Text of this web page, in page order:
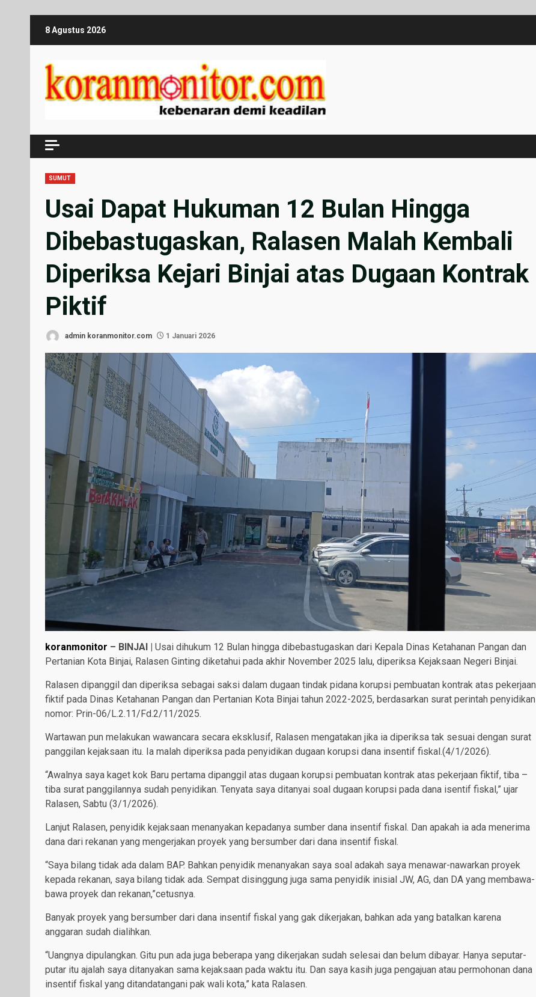
8 Agustus 2026
SUMUT
Usai Dapat Hukuman 12 Bulan Hingga
Dibebastugaskan, Ralasen Malah Kembali
Diperiksa Kejari Binjai atas Dugaan Kontrak
Piktif
admin koranmonitor.com 1 Januari 2026
koranmonitor – BINJAI | Usai dihukum 12 Bulan hingga dibebastugaskan dari Kepala Dinas Ketahanan Pangan dan
Pertanian Kota Binjai, Ralasen Ginting diketahui pada akhir November 2025 lalu, diperiksa Kejaksaan Negeri Binjai.
Ralasen dipanggil dan diperiksa sebagai saksi dalam dugaan tindak pidana korupsi pembuatan kontrak atas pekerjaan
fiktif pada Dinas Ketahanan Pangan dan Pertanian Kota Binjai tahun 2022-2025, berdasarkan surat perintah penyidikan
nomor: Prin-06/L.2.11/Fd.2/11/2025.
Wartawan pun melakukan wawancara secara eksklusif, Ralasen mengatakan jika ia diperiksa tak sesuai dengan surat
panggilan kejaksaan itu. Ia malah diperiksa pada penyidikan dugaan korupsi dana insentif fiskal.(4/1/2026).
“Awalnya saya kaget kok Baru pertama dipanggil atas dugaan korupsi pembuatan kontrak atas pekerjaan fiktif, tiba –
tiba surat panggilannya sudah penyidikan. Tenyata saya ditanyai soal dugaan korupsi pada dana isentif fiskal,” ujar
Ralasen, Sabtu (3/1/2026).
Lanjut Ralasen, penyidik kejaksaan menanyakan kepadanya sumber dana insentif fiskal. Dan apakah ia ada menerima
dana dari rekanan yang mengerjakan proyek yang bersumber dari dana insentif fiskal.
“Saya bilang tidak ada dalam BAP. Bahkan penyidik menanyakan saya soal adakah saya menawar-nawarkan proyek
kepada rekanan, saya bilang tidak ada. Sempat disinggung juga sama penyidik inisial JW, AG, dan DA yang membawa-
bawa proyek dan rekanan,”cetusnya.
Banyak proyek yang bersumber dari dana insentif fiskal yang gak dikerjakan, bahkan ada yang batalkan karena
anggaran sudah dialihkan.
“Uangnya dipulangkan. Gitu pun ada juga beberapa yang dikerjakan sudah selesai dan belum dibayar. Hanya seputar-
putar itu ajalah saya ditanyakan sama kejaksaan pada waktu itu. Dan saya kasih juga pengajuan atau permohonan dana
insentif fiskal yang ditandatangani pak wali kota,” kata Ralasen.